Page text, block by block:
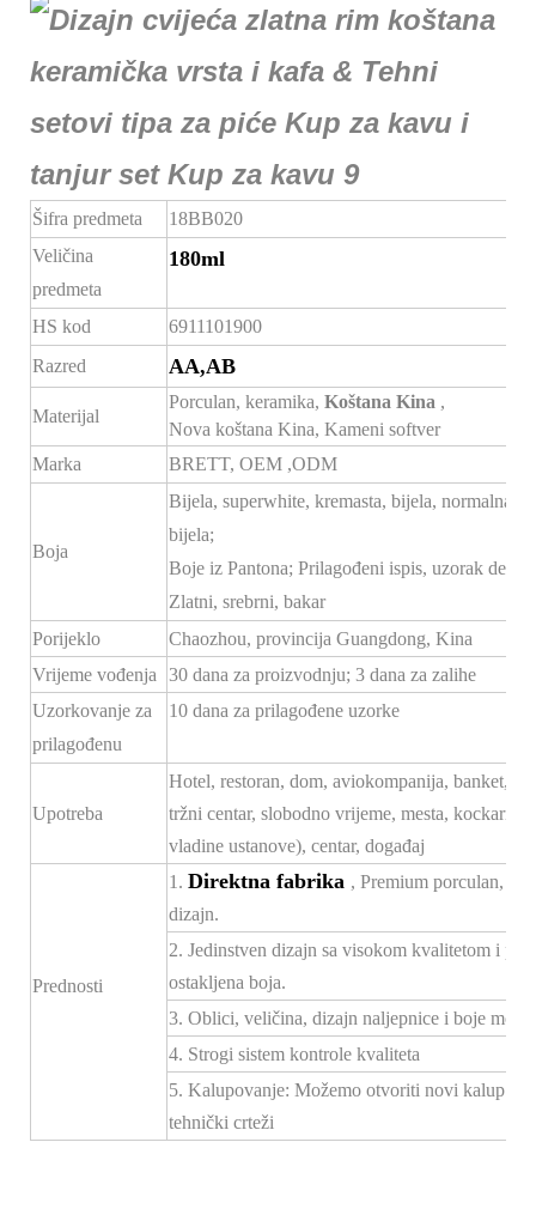
Šifra predmeta
18BB020
Veličina
predmeta
180ml
HS kod
6911101900
Razred
AA,AB
Materijal
Porculan, keramika, Koštana Kina ,
Nova koštana Kina, Kameni softver
Marka
BRETT, OEM ,ODM
Boja
Bijela, superwhite, kremasta, bijela, normalna
bijela;
Boje iz Pantona; Prilagođeni ispis, uzorak
Zlatni, srebrni, bakar
Porijeklo
Chaozhou, provincija Guangdong, Kina
Vrijeme vođenja
30 dana za proizvodnju; 3 dana za zalihe
Uzorkovanje za
prilagođenu
10 dana za prilagođene uzorke
Upotreba
Hotel, restoran, dom, aviokompanija, banket,
tržni centar, slobodno vrijeme, mesta,
vladine ustanove), centar, događaj
Prednosti
1. Direktna fabrika , Premium porculan,
dizajn.
2. Jedinstven dizajn sa visokom kvalitetom i
ostakljena boja.
3. Oblici, veličina, dizajn naljepnice i boje
4. Strogi sistem kontrole kvaliteta
5. Kalupovanje: Možemo otvoriti novi kalup
tehnički crteži